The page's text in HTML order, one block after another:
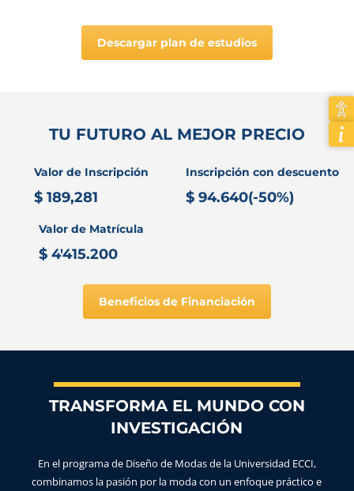
Descargar plan de estudios
TU FUTURO AL MEJOR PRECIO
Valor de Inscripción
$ 189,281
Inscripción con descuento
$ 94.640(-50%)
Valor de Matrícula
$ 4'415.200
Beneficios de Financiación
TRANSFORMA EL MUNDO CON
INVESTIGACIÓN
En el programa de Diseño de Modas de la Universidad ECCI,
combinamos la pasión por la moda con un enfoque práctico e